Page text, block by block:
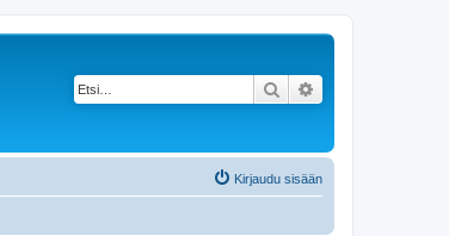
Etsi
Kirjaudu sisään